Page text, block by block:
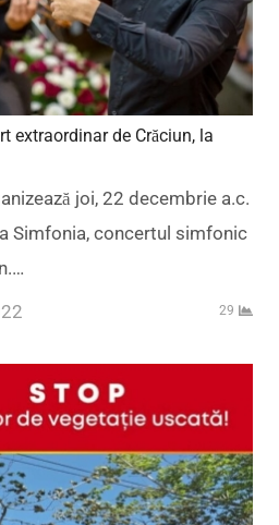
extraordinar de Crăciun, la
joi, 22 decembrie a.c.
Simfonia, concertul simfonic
29